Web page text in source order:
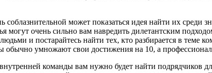
соблазнительной может показаться идея найти их
могут очень сильно вам навредить дилетантским
и постарайтесь найти тех, кто разбирается в
обычно умножают свои достижения на 10, а
команды вам нужно будет найти подрядчиков